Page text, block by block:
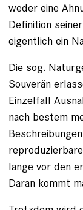
weder eine
Definition
eigentlich ein
Die sog.
Souverän
Einzelfall
nach bestem
lange vor den
Daran kommt